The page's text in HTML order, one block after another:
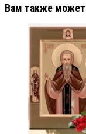
Вам также может